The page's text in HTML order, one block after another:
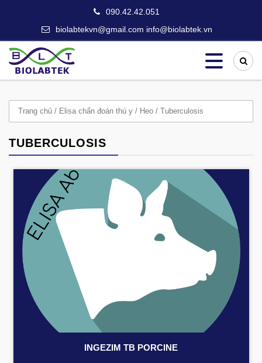
090.42.42.051
biolabtekvn@gmail.com info@biolabtek.vn
Trang chủ / Elisa chẩn đoán thú y / Heo / Tuberculosis
TUBERCULOSIS
INGEZIM TB PORCINE